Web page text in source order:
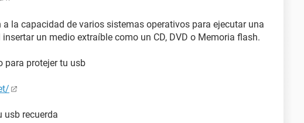
a la capacidad de varios sistemas operativos para ejecutar una
un medio extraíble como un CD, DVD o Memoria flash.
para protejer tu usb
usb recuerda